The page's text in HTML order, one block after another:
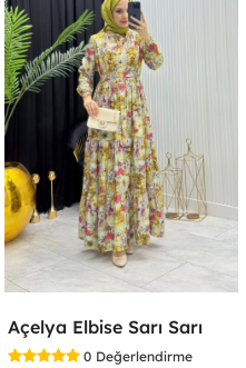
Açelya Elbise Sarı Sarı
0 Değerlendirme